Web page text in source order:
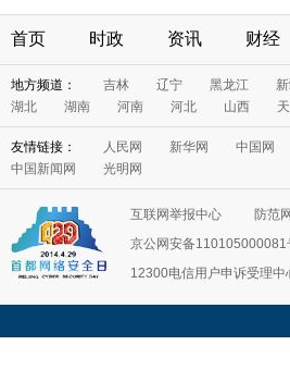
首页 时政 资讯 财经
地方频道： 吉林 辽宁 黑龙江
湖北
湖南 河南 河北 山西
友情链接： 人民网 新华网
中国网
中国新闻网
光明网
互联网举报中心
防范
京公网安备110105000081
12300电信用户申诉受理中